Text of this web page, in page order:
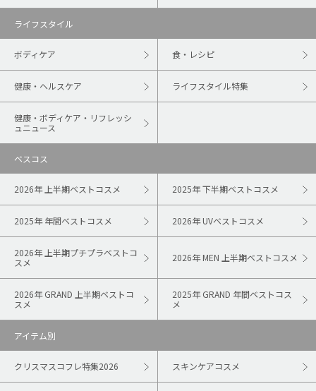
ライフスタイル
ボディケア 食・レシピ
健康・ヘルスケア ライフスタイル特集
健康・ボディケア・リフレッシ
ュニュース
ベスコス
2026年 上半期ベストコスメ 2025年 下半期ベストコスメ
2025年 年間ベストコスメ 2026年 UVベストコスメ
2026年 上半期プチプラベストコ
スメ
2026年 MEN 上半期ベストコスメ
2026年 GRAND 上半期ベストコ
スメ
2025年 GRAND 年間ベストコス
メ
アイテム別
クリスマスコフレ特集2026 スキンケアコスメ